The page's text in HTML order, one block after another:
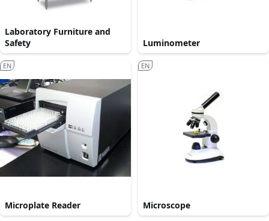
Laboratory Furniture and
Safety
Luminometer
Microplate Reader
EN
Microscope
EN